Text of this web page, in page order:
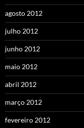
agosto 2012
julho 2012
junho 2012
maio 2012
abril 2012
março 2012
fevereiro 2012